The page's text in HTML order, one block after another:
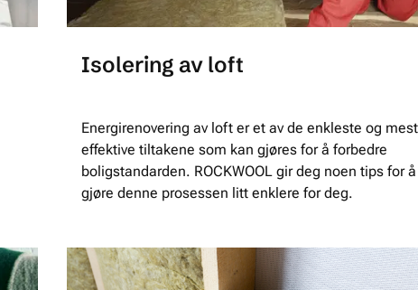
Isolering av loft
Energirenovering av loft er et av de enkleste og mest
effektive tiltakene som kan gjøres for å forbedre
boligstandarden. ROCKWOOL gir deg noen tips for å
gjøre denne prosessen litt enklere for deg.